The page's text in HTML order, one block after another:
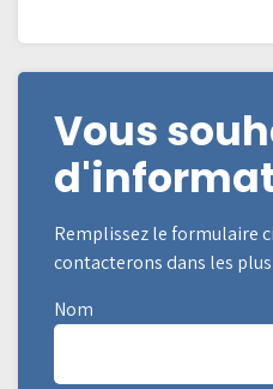
Vous
Remplissez le formulaire
contacterons dans les
Nom